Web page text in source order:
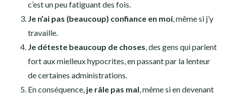
c’est un peu fatiguant des fois.
Je n’ai pas (beaucoup) confiance en moi, même si j’y
travaille.
Je déteste beaucoup de choses, des gens qui parlent
fort aux mielleux hypocrites, en passant par la lenteur
de certaines administrations.
En conséquence, je râle pas mal, même si en devenant